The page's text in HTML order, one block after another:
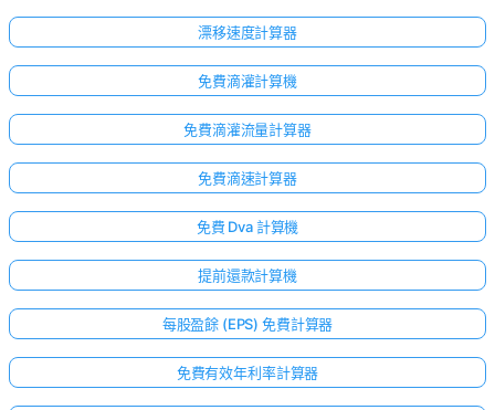
漂移速度計算器
免費滴灌計算機
免費滴灌流量計算器
免費滴速計算器
免費 Dva 計算機
提前還款計算機
每股盈餘 (EPS) 免費計算器
免費有效年利率計算器